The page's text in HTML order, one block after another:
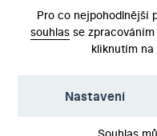
Pro co nejpohodlnější
souhlas se
kliknutím
Nastavení
Souhlas